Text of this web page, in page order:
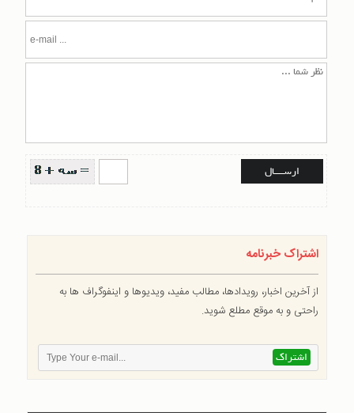
اشتراک خبرنامه
از آخرین اخبار، رویدادها، مطالب مفید، ویدیوها و اینفوگراف ها به
راحتی و به موقع مطلع شوید.